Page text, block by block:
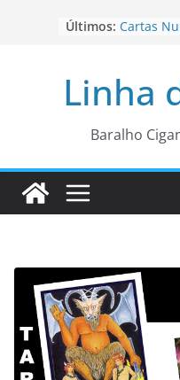
Últimos: Cartas
para está
Os
Cartas
Linha
Baralho